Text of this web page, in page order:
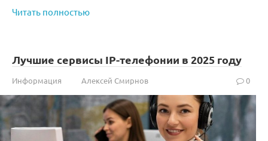
Читать полностью
Лучшие сервисы IP-телефонии в 2025 году
Информация Алексей Смирнов 0